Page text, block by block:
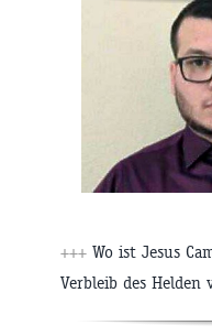
+++ Wo ist Jesus
Verbleib des Helden